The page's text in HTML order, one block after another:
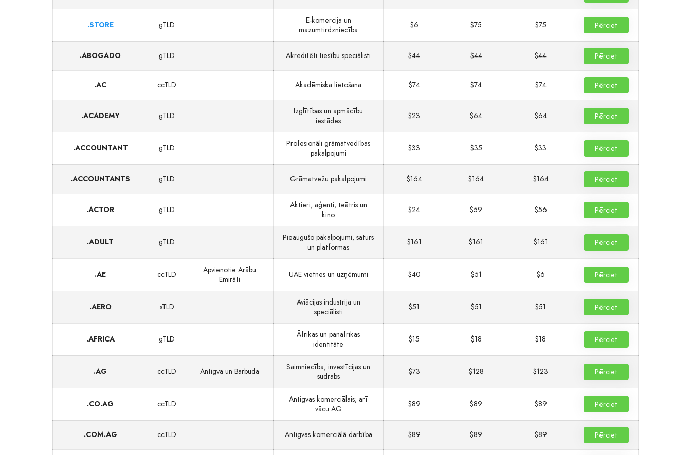
.STORE gTLD
E-komercija un
mazumtirdzniecība
$6 $75 $75 Pērciet
.ABOGADO gTLD Akreditēti tiesību speciālisti $44 $44 $44 Pērciet
.AC ccTLD Akadēmiska lietošana $74 $74 $74 Pērciet
.ACADEMY gTLD
Izglītības un apmācību
iestādes
$23 $64 $64 Pērciet
.ACCOUNTANT gTLD
Profesionāli grāmatvedības
pakalpojumi
$33 $35 $33 Pērciet
.ACCOUNTANTS gTLD Grāmatvežu pakalpojumi $164 $164 $164 Pērciet
.ACTOR gTLD
Aktieri, aģenti, teātris un
kino
$24 $59 $56 Pērciet
.ADULT gTLD
Pieaugušo pakalpojumi, saturs
un platformas
$161 $161 $161 Pērciet
.AE ccTLD
Apvienotie Arābu
Emirāti
UAE vietnes un uzņēmumi $40 $51 $6 Pērciet
.AERO sTLD
Aviācijas industrija un
speciālisti
$51 $51 $51 Pērciet
.AFRICA gTLD
Āfrikas un panafrikas
identitāte
$15 $18 $18 Pērciet
.AG ccTLD Antigva un Barbuda
Saimniecība, investīcijas un
sudrabs
$73 $128 $123 Pērciet
.CO.AG ccTLD
Antigvas komerciālais; arī
vācu AG
$89 $89 $89 Pērciet
.COM.AG ccTLD Antigvas komerciālā darbība $89 $89 $89 Pērciet